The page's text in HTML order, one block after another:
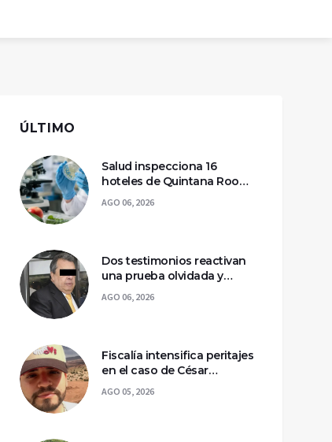
ÚLTIMO
Salud inspecciona 16
hoteles de Quintana Roo
por casos de ciclosporiasis
AGO 06, 2026
Dos testimonios reactivan
una prueba olvidada y
llevan a la captura de Ángel
Aguirre
AGO 06, 2026
Fiscalía intensifica peritajes
en el caso de César
Gastélum; mantienen
asegurada la escena del
AGO 05, 2026